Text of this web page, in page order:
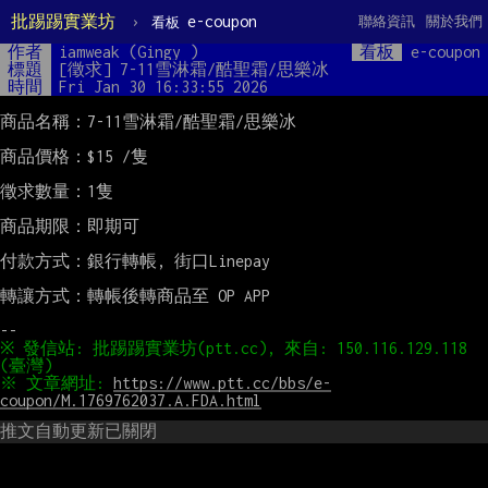
批踢踢實業坊 › 看板 e-coupon 關於我們
聯絡資訊
作者 iamweak (Gingy ) 看板
e-coupon
標題
[徵求] 7-11雪淋霜/酷聖霜/思樂冰
時間
Fri Jan 30 16:33:55 2026
商品名稱：7-11雪淋霜/酷聖霜/思樂冰
商品價格：$15 /隻
徵求數量：1隻
商品期限：即期可
付款方式：銀行轉帳, 街口Linepay
轉讓方式：轉帳後轉商品至 OP APP
※ 發信站: 批踢踢實業坊(ptt.cc), 來自: 150.116.129.118
※ 文章網址: https://www.ptt.cc/bbs/e-
coupon/M.1769762037.A.FDA.html
推文自動更新已關閉